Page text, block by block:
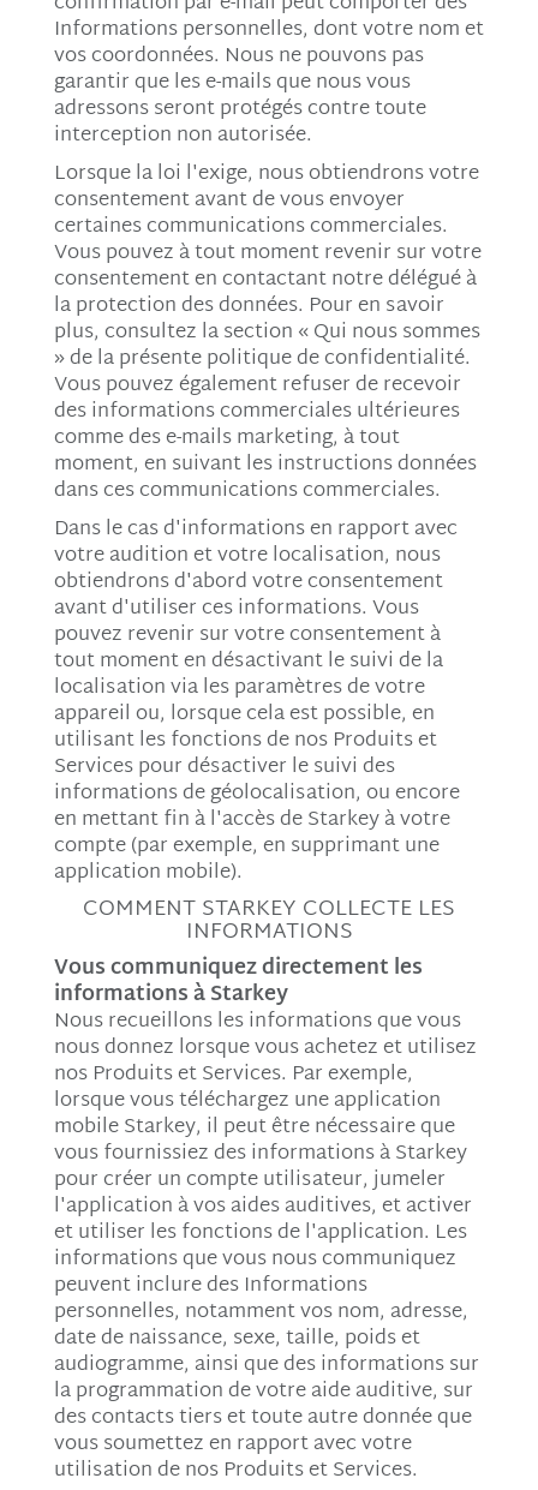
Informations personnelles, dont votre nom et
vos coordonnées. Nous ne pouvons pas
garantir que les e-mails que nous vous
adressons seront protégés contre toute
interception non autorisée.
Lorsque la loi l'exige, nous obtiendrons votre
consentement avant de vous envoyer
certaines communications commerciales.
Vous pouvez à tout moment revenir sur votre
consentement en contactant notre délégué à
la protection des données. Pour en savoir
plus, consultez la section « Qui nous sommes
» de la présente politique de confidentialité.
Vous pouvez également refuser de recevoir
des informations commerciales ultérieures
comme des e-mails marketing, à tout
moment, en suivant les instructions données
dans ces communications commerciales.
Dans le cas d'informations en rapport avec
votre audition et votre localisation, nous
obtiendrons d'abord votre consentement
avant d'utiliser ces informations. Vous
pouvez revenir sur votre consentement à
tout moment en désactivant le suivi de la
localisation via les paramètres de votre
appareil ou, lorsque cela est possible, en
utilisant les fonctions de nos Produits et
Services pour désactiver le suivi des
informations de géolocalisation, ou encore
en mettant fin à l'accès de Starkey à votre
compte (par exemple, en supprimant une
application mobile).
COMMENT STARKEY COLLECTE LES
INFORMATIONS
Vous communiquez directement les
informations à Starkey
Nous recueillons les informations que vous
nous donnez lorsque vous achetez et utilisez
nos Produits et Services. Par exemple,
lorsque vous téléchargez une application
mobile Starkey, il peut être nécessaire que
vous fournissiez des informations à Starkey
pour créer un compte utilisateur, jumeler
l'application à vos aides auditives, et activer
et utiliser les fonctions de l'application. Les
informations que vous nous communiquez
peuvent inclure des Informations
personnelles, notamment vos nom, adresse,
date de naissance, sexe, taille, poids et
audiogramme, ainsi que des informations sur
la programmation de votre aide auditive, sur
des contacts tiers et toute autre donnée que
vous soumettez en rapport avec votre
utilisation de nos Produits et Services.